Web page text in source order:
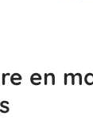
en